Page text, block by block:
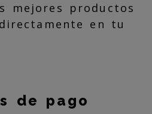
mejores productos
en tu
de pago